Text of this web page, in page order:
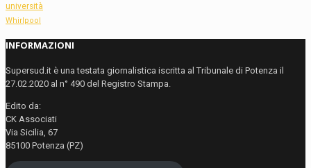
università
Whirlpool
INFORMAZIONI
Supersud.it è una testata giornalistica iscritta al Tribunale di Potenza il
27.02.2020 al n° 490 del Registro Stampa.
Edito da:
CK Associati
Via Sicilia, 67
85100 Potenza (PZ)